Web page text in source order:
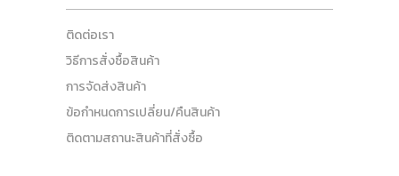
ติดต่อเรา
วิธีการสั่งซื้อสินค้า
การจัดส่งสินค้า
ข้อกำหนดการเปลี่ยน/คืนสินค้า
ติดตามสถานะสินค้าที่สั่งซื้อ